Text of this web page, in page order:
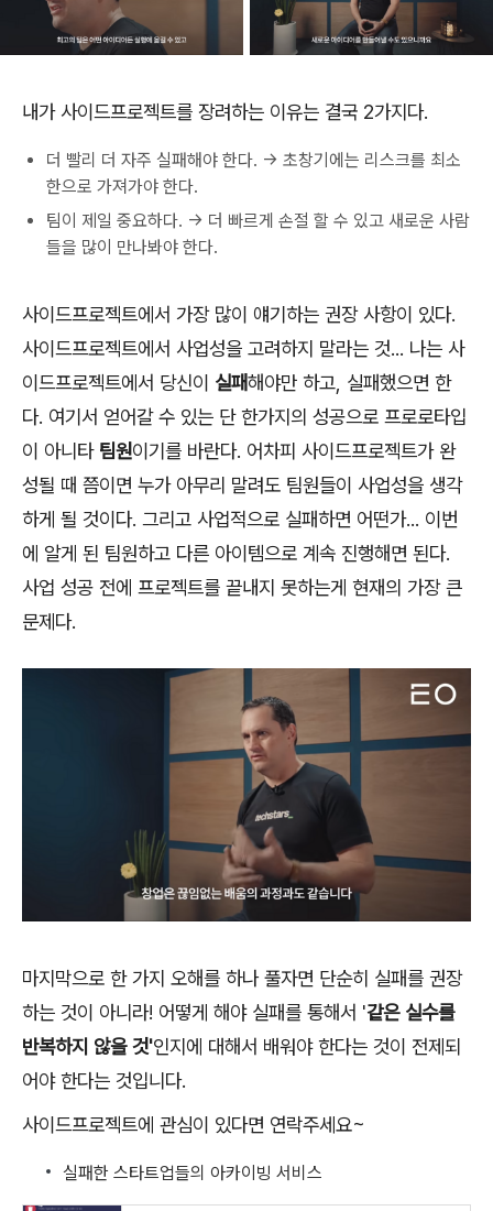
내가 사이드프로젝트를 장려하는 이유는 결국 2가지다.
더 빨리 더 자주 실패해야 한다. -> 초창기에는 리스크를 최소
한으로 가져가야 한다.
팀이 제일 중요하다. -> 더 빠르게 손절 할 수 있고 새로운 사람
들을 많이 만나봐야 한다.
사이드프로젝트에서 가장 많이 얘기하는 권장 사항이 있다.
사이드프로젝트에서 사업성을 고려하지 말라는 것... 나는 사
이드프로젝트에서 당신이 실패해야만 하고, 실패했으면 한
다. 여기서 얻어갈 수 있는 단 한가지의 성공으로 프로로타입
이 아니타 팀원이기를 바란다. 어차피 사이드프로젝트가 완
성될 때 쯤이면 누가 아무리 말려도 팀원들이 사업성을 생각
하게 될 것이다. 그리고 사업적으로 실패하면 어떤가... 이번
에 알게 된 팀원하고 다른 아이템으로 계속 진행해면 된다.
사업 성공 전에 프로젝트를 끝내지 못하는게 현재의 가장 큰
문제다.
마지막으로 한 가지 오해를 하나 풀자면 단순히 실패를 권장
하는 것이 아니라! 어떻게 해야 실패를 통해서 '같은 실수를
반복하지 않을 것'인지에 대해서 배워야 한다는 것이 전제되
어야 한다는 것입니다.
사이드프로젝트에 관심이 있다면 연락주세요~
실패한 스타트업들의 아카이빙 서비스